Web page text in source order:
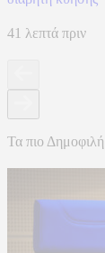
41 λεπτά πριν
Τα πιο Δημοφιλή